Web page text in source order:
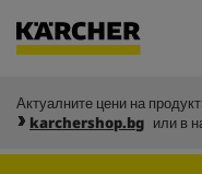
Актуалните цени на
karchershop.bg или в